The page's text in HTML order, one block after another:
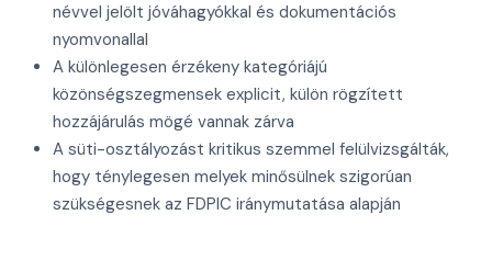
névvel jelölt jóváhagyókkal és dokumentációs
nyomvonallal
A különlegesen érzékeny kategóriájú
közönségszegmensek explicit, külön rögzített
hozzájárulás mögé vannak zárva
A süti-osztályozást kritikus szemmel felülvizsgálták,
hogy ténylegesen melyek minősülnek szigorúan
szükségesnek az FDPIC iránymutatása alapján